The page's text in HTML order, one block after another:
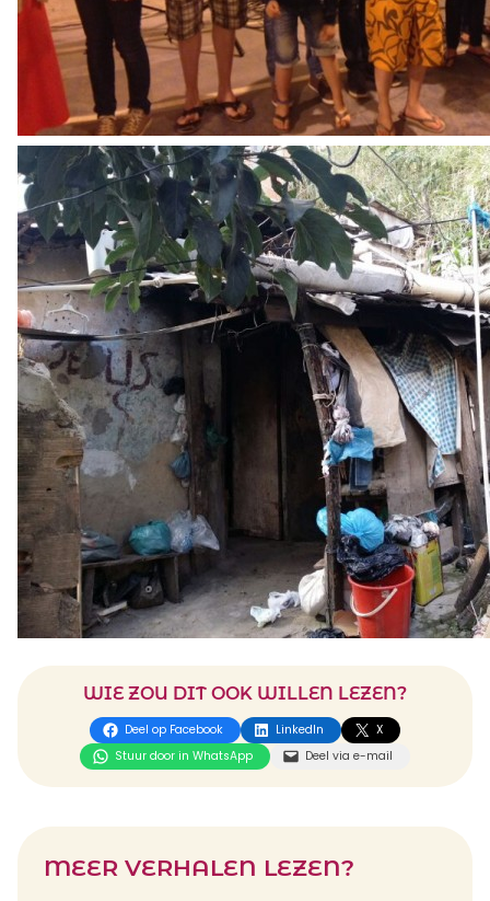
WIE ZOU DIT OOK WILLEN LEZEN?
Deel op Facebook LinkedIn
X
Stuur door in WhatsApp
Deel via e-mail
MEER VERHALEN LEZEN?